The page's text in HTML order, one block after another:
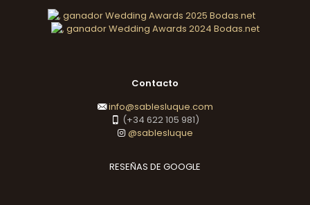
Contacto
info@sablesluque.com
(+34 622 105 981)
@sablesluque
RESEÑAS DE GOOGLE